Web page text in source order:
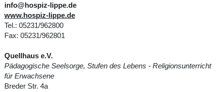
info@hospiz-lippe.de
www.hospiz-lippe.de
Tel.: 05231/962800
Fax: 05231/962801
Quellhaus e.V.
Pädagogische Seelsorge, Stufen des Lebens - Religionsunterricht
für Erwachsene
Breder Str. 4a